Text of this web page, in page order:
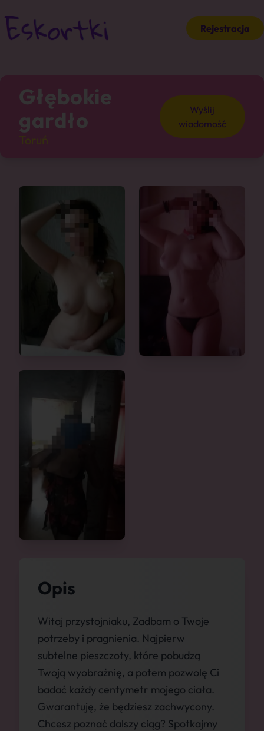
Rejestracja
Głębokie
gardło
Wyślij
wiadomość
Opis
Witaj przystojniaku, Zadbam o Twoje
potrzeby i pragnienia. Najpierw
subtelne pieszczoty, które pobudzą
Twoją wyobraźnię, a potem pozwolę Ci
badać każdy centymetr mojego ciała.
Gwarantuję, że będziesz zachwycony.
Chcesz poznać dalszy ciąg? Spotkajmy